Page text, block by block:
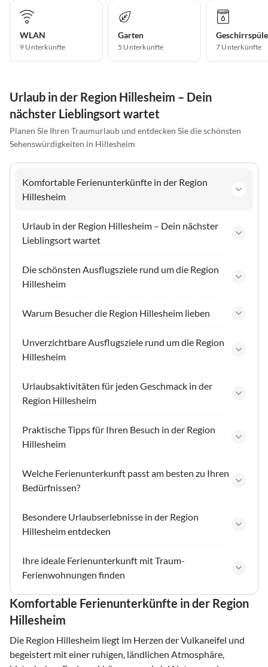
WLAN
9 Unterkünfte
Garten
5 Unterkünfte 7 Unterkünfte
Urlaub in der Region Hillesheim – Dein
nächster Lieblingsort wartet
Planen Sie Ihren Traumurlaub und entdecken Sie die schönsten
Sehenswürdigkeiten in Hillesheim
Komfortable Ferienunterkünfte in der Region
Hillesheim
Urlaub in der Region Hillesheim – Dein nächster
Lieblingsort wartet
Die schönsten Ausflugsziele rund um die Region
Hillesheim
Warum Besucher die Region Hillesheim lieben
Unverzichtbare Ausflugsziele rund um die Region
Hillesheim
Urlaubsaktivitäten für jeden Geschmack in der
Region Hillesheim
Praktische Tipps für Ihren Besuch in der Region
Hillesheim
Welche Ferienunterkunft passt am besten zu Ihren
Bedürfnissen?
Besondere Urlaubserlebnisse in der Region
Hillesheim entdecken
Ihre ideale Ferienunterkunft mit Traum-
Ferienwohnungen finden
Komfortable Ferienunterkünfte in der Region
Hillesheim
Die Region Hillesheim liegt im Herzen der Vulkaneifel und
begeistert mit einer ruhigen, ländlichen Atmosphäre,